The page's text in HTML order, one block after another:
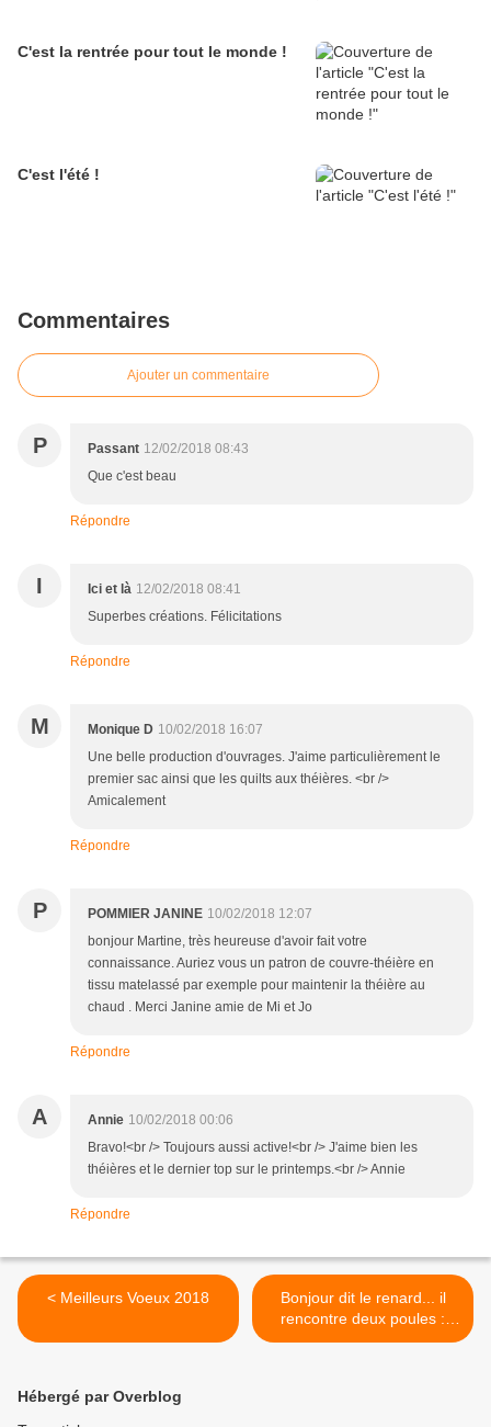
C'est la rentrée pour tout le monde !
C'est l'été !
Commentaires
Ajouter un commentaire
P Passant 12/02/2018 08:43
Que c'est beau
Répondre
I Ici et là 12/02/2018 08:41
Superbes créations. Félicitations
Répondre
M Monique D 10/02/2018 16:07
Une belle production d'ouvrages. J'aime particulièrement le
premier sac ainsi que les quilts aux théières. <br />
Amicalement
Répondre
P POMMIER JANINE 10/02/2018 12:07
bonjour Martine, très heureuse d'avoir fait votre
connaissance. Auriez vous un patron de couvre-théière en
tissu matelassé par exemple pour maintenir la théière au
chaud . Merci Janine amie de Mi et Jo
Répondre
A Annie 10/02/2018 00:06
Bravo!<br /> Toujours aussi active!<br /> J'aime bien les
théières et le dernier top sur le printemps.<br /> Annie
Répondre
< Meilleurs Voeux 2018
Bonjour dit le renard... il
rencontre deux poules :
c'est bientôt Pâques dit
Hébergé par Overblog